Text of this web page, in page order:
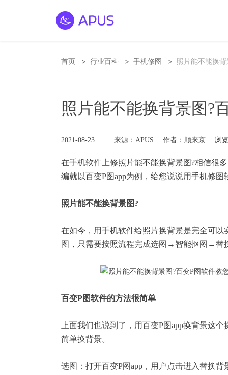
首页 > 行业百科 > 手机修图 > 照片能不能换
照片能不能换背景图?
2021-08-23 来源：APUS 作者：顺来京 浏
在手机软件上修照片能不能换背景图?相信很
编就以百变P图app为例，给您说说用手机修图
照片能不能换背景图?
在如今，用手机软件给照片换背景是完全可以
图，只需要按照流程完成选图→智能抠图→替
百变P图软件的方法很简单
上面我们也说到了，用百变P图app换背景这
简单换背景。
选图：打开百变P图app，用户点击进入替换